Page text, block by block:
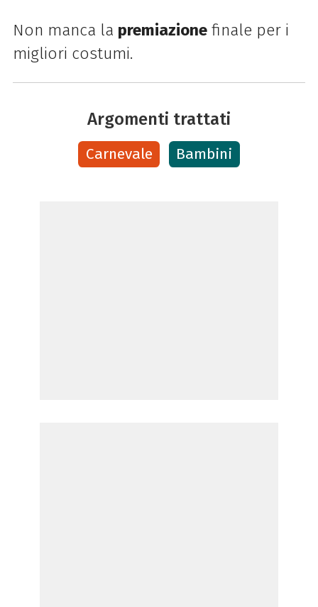
Non manca la premiazionefinale per i
migliori costumi.
Argomenti trattati
Carnevale Bambini